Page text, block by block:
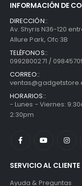
INFORMACIÓN DE
DIRECCIÓN::
Av. Shyris N36-120
Allure Park, Ofc 3B
TELÉFONOS::
0992800271 /
CORREO::
HORARIOS::
- Lunes - Viernes:
2:30pm
SERVICIO AL CLIENTE
Ayuda & Preguntas